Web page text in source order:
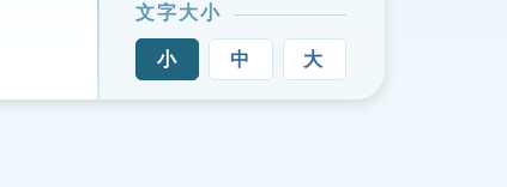
文字大小
小 中 大